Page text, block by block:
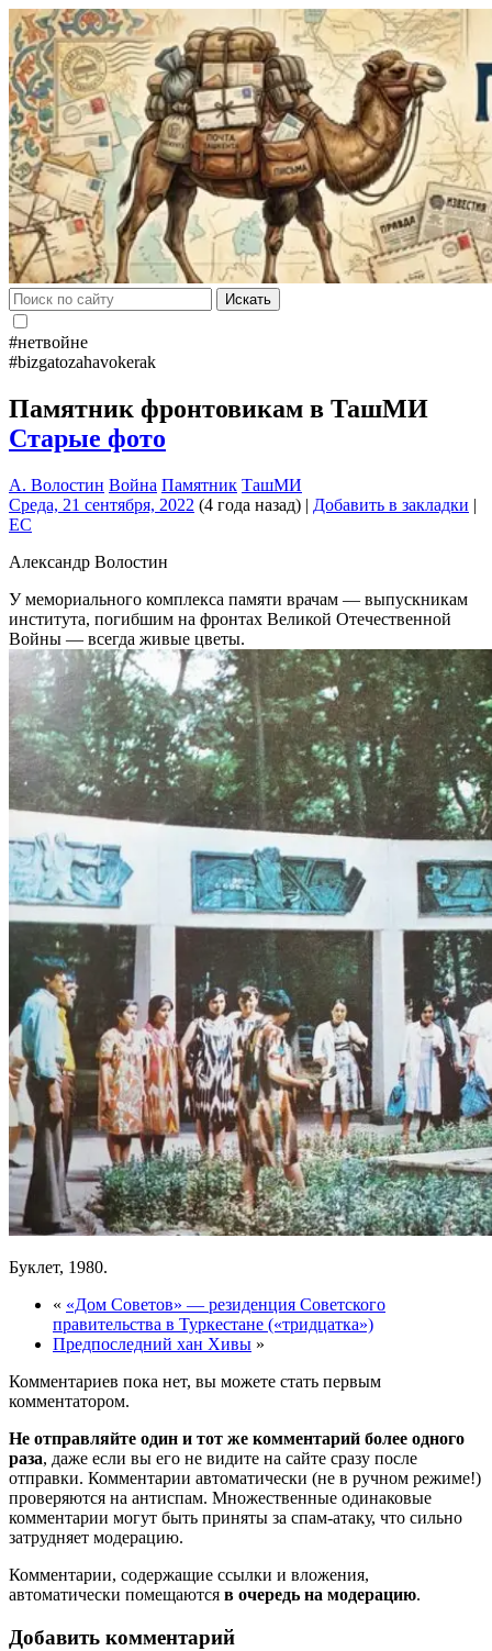
Искать
#нетвойне
#bizgatozahavokerak
Памятник фронтовикам в ТашМИ
Старые фото
А. Волостин Война Памятник ТашМИ
Среда, 21 сентября, 2022 (4 года назад) | Добавить в закладки |
EC
Александр Волостин
У мемориального комплекса памяти врачам — выпускникам
института, погибшим на фронтах Великой Отечественной
Войны — всегда живые цветы.
Буклет, 1980.
« «Дом Советов» — резиденция Советского
правительства в Туркестане («тридцатка»)
Предпоследний хан Хивы »
Комментариев пока нет, вы можете стать первым
комментатором.
Не отправляйте один и тот же комментарий более одного
раза, даже если вы его не видите на сайте сразу после
отправки. Комментарии автоматически (не в ручном режиме!)
проверяются на антиспам. Множественные одинаковые
комментарии могут быть приняты за спам-атаку, что сильно
затрудняет модерацию.
Комментарии, содержащие ссылки и вложения,
автоматически помещаются в очередь на модерацию.
Добавить комментарий